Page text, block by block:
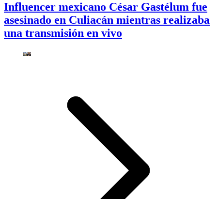
Influencer mexicano César Gastélum fue
asesinado en Culiacán mientras realizaba
una transmisión en vivo